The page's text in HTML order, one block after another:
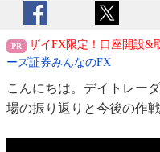
ザイFX限定！口座開設&
ーズ証券みんなのFX
こんにちは。デイトレー
場の振り返りと今後の作